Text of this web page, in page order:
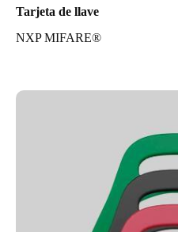
Tarjeta de llave
NXP MIFARE®